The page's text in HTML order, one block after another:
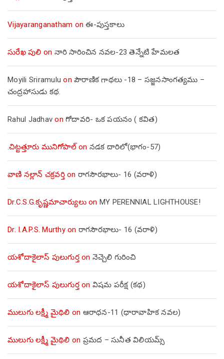
Vijayaranganatham onఈ-పుస్తకాలు
సురేఖ పులి on నారి సారించిన నవల-23 తెన్నేటి హేమలత
Moyili Sriramulu on పౌరాణిక గాథలు -18 – సజ్జనసాంగత్యము –
చంద్రహాసుడు కథ.
Rahul Jadhav on గోదావరి- ఒక పయనం ( కవిత)
.చిట్టత్తూరు మునిగోపాల్on నడక దారిలో(భాగం-57)
వాణి నల్లాన్ చక్రవర్తిon రాగసౌరభాలు- 16 (వరాళి)
Dr.C.S.G.కృష్ణమాచార్యులుon MY PERENNIAL LIGHTHOUSE!
Dr. I.A.P.S. Murthyon రాగసౌరభాలు- 16 (వరాళి)
యశోదాకైలాస్ పులుగుర్తon నెచ్చెలి గురించి
యశోదాకైలాస్ పులుగుర్తon విషమ పరీక్ష (క‌థ‌)
ములుగు లక్ష్మీ మైథిలి on ఆరాధన-11 (ధారావాహిక నవల)
ములుగు లక్ష్మీ మైథిలి on ప్రమద – సునీత విలియమ్స్